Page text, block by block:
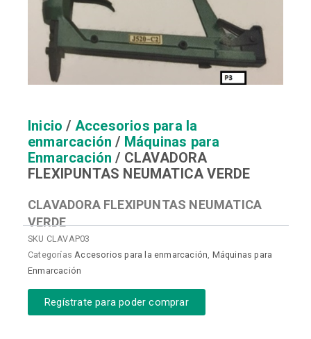
Inicio / Accesorios para la
enmarcación / Máquinas para
Enmarcación / CLAVADORA
FLEXIPUNTAS NEUMATICA VERDE
CLAVADORA FLEXIPUNTAS NEUMATICA
VERDE
SKU CLAVAP03
Categorías Accesorios para la enmarcación Máquinas para
Enmarcación
Regístrate para poder comprar